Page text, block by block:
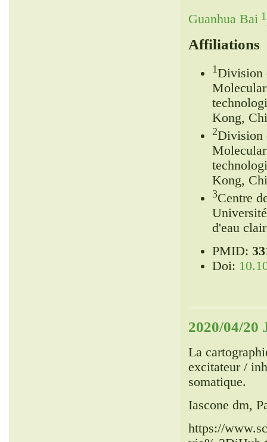
Guanhua Bai 1
Affiliations
1Division
Kong,
2Division
Kong,
3Centre
d'eau
PMID:
Doi:
2020/04/20
La
excitateur /
somatique.
Iascone dm,
https://